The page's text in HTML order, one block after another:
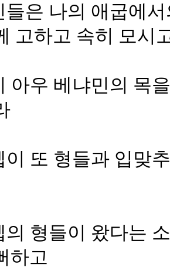
들은 나의 애굽에
고하고 속히 모시
아우 베냐민의 목
이 또 형들과 입맞
의 형들이 왔다는
하고